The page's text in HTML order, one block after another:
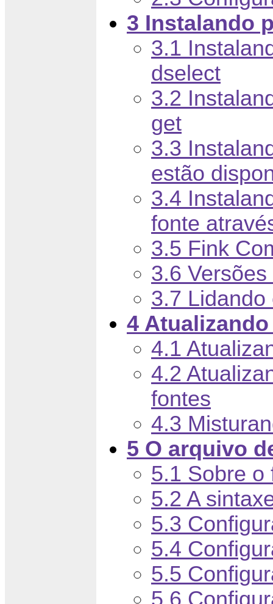
3 Instalando
3.1
dselect
3.2
get
3.3
estão
3.4
fonte
3.5 Fink
3.6
3.7 Lidando
4
4.1
4.2
fontes
4.3
5 O arquivo
5.1 Sobre o
5.2 A
5.3
5.4
5.5
5.6